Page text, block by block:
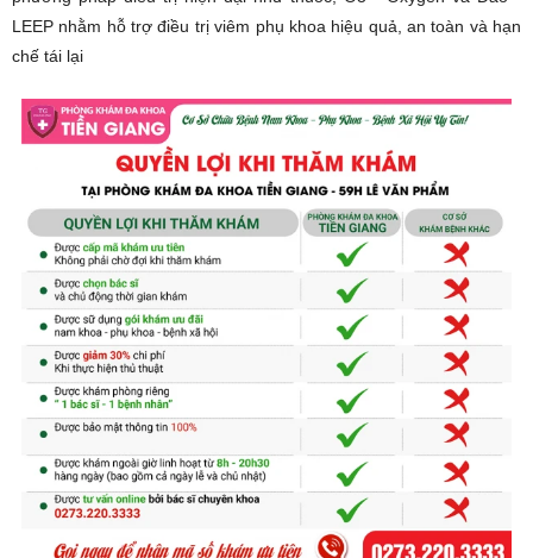
LEEP nhằm hỗ trợ điều trị viêm phụ khoa hiệu quả, an toàn và hạn
chế tái lại